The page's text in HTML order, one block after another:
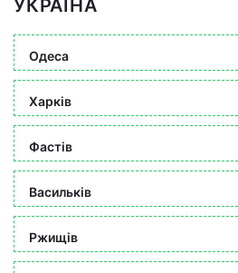
УКРАЇНА
Одеса
Харків
Фастів
Васильків
Ржищів